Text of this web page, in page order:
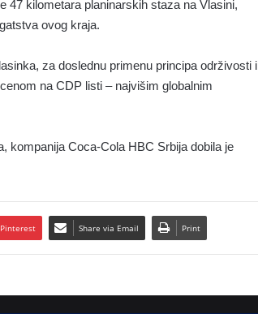
47 kilometara planinarskih staza na Vlasini,
ovog kraja.
za doslednu primenu principa održivosti i
na CDP listi – najvišim globalnim
kompanija Coca-Cola HBC Srbija dobila je
Pinterest Share via Email Print